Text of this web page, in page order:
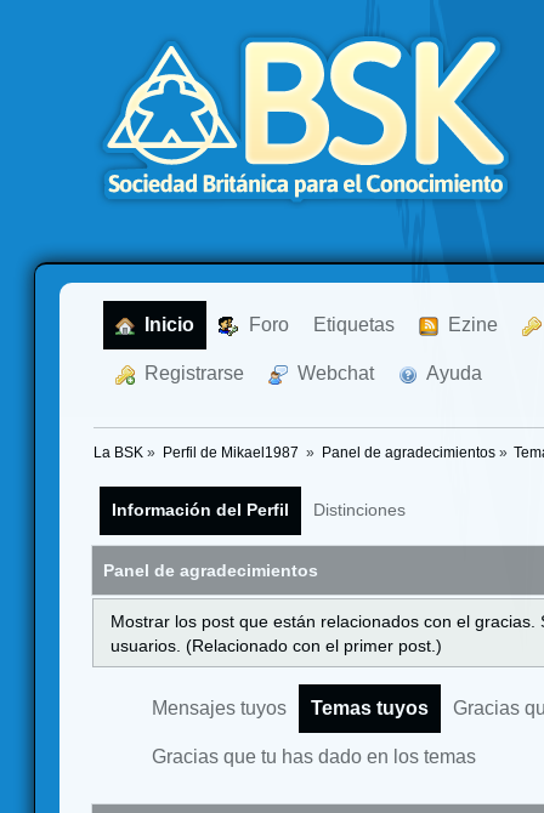
Inicio Foro Etiquetas Ezine
Registrarse Webchat Ayuda
La BSK » Perfil de Mikael1987 » Panel de agradecimientos»
Información del Perfil Distinciones
Panel de agradecimientos
Mostrar los post que están relacionados con el
usuarios. (Relacionado con el primer post.)
Mensajes tuyos Temas tuyos Gracias
Gracias que tu has dado en los temas